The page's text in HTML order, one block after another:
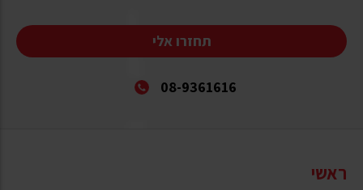
תחזרו אלי
08-9361616
ראשי